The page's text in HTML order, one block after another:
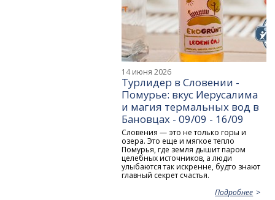
14 июня 2026
Турлидер в Словении -
Помурье: вкус Иерусалима
и магия термальных вод в
Бановцах - 09/09 - 16/09
Словения — это не только горы и
озера. Это еще и мягкое тепло
Помурья, где земля дышит паром
целебных источников, а люди
улыбаются так искренне, будто знают
главный секрет счастья.
Подробнее